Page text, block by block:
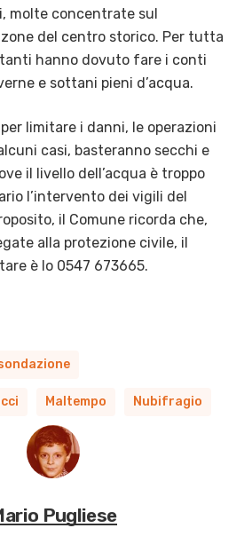
molte concentrate sul
del centro storico. Per tutta
hanno dovuto fare i conti
e sottani pieni d’acqua.
limitare i danni, le operazioni
casi, basteranno secchi e
il livello dell’acqua è troppo
l’intervento dei vigili del
il Comune ricorda che,
alla protezione civile, il
è lo 0547 673665.
Maltempo Nubifragio
Pugliese